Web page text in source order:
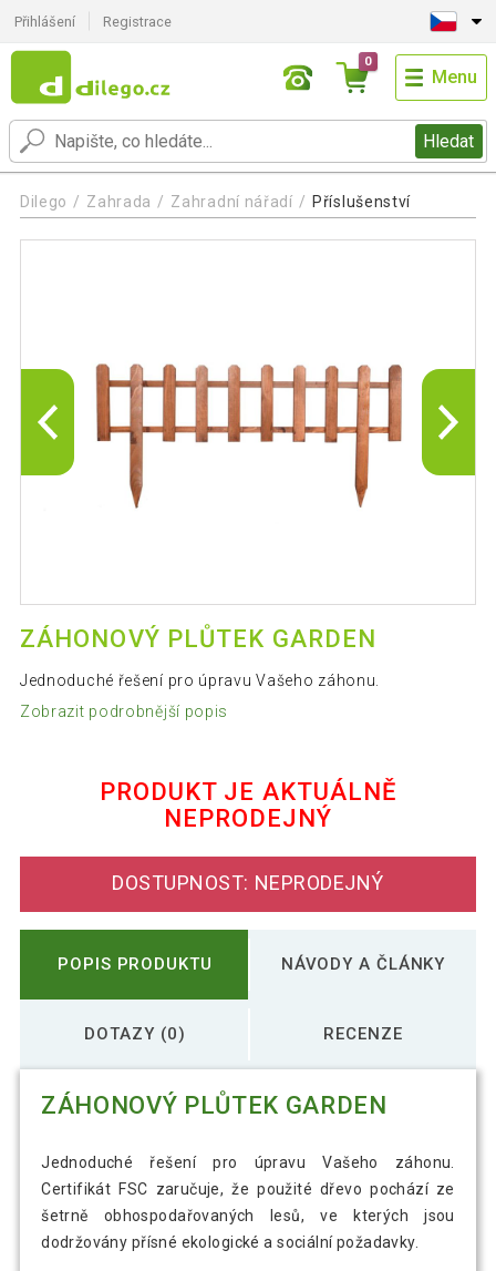
Přihlášení Registrace
Hledat
0
Menu
Dilego Zahrada Zahradní nářadí Příslušenství
ZÁHONOVÝ PLŮTEK GARDEN
Jednoduché řešení pro úpravu Vašeho záhonu.
Zobrazit podrobnější popis
PRODUKT JE AKTUÁLNĚ
NEPRODEJNÝ
DOSTUPNOST: NEPRODEJNÝ
POPIS PRODUKTU NÁVODY A ČLÁNKY
DOTAZY (0) RECENZE
ZÁHONOVÝ PLŮTEK GARDEN
Jednoduché řešení pro úpravu Vašeho záhonu.
Certifikát FSC zaručuje, že použité dřevo pochází ze
šetrně obhospodařovaných lesů, ve kterých jsou
dodržovány přísné ekologické a sociální požadavky.